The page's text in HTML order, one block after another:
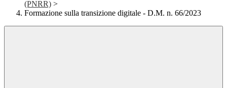
(PNRR) >
Formazione sulla transizione digitale - D.M. n. 66/2023